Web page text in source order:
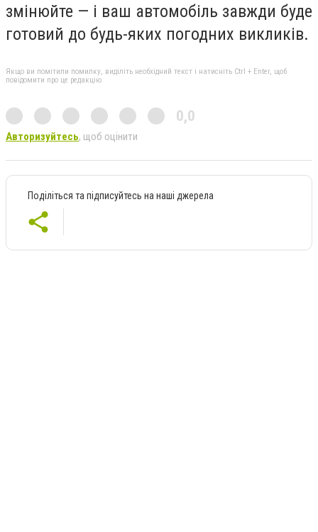
змінюйте — і ваш автомобіль завжди буде
готовий до будь-яких погодних викликів.
Якщо ви помітили помилку, виділіть необхідний текст і натисніть Ctrl + Enter, щоб
повідомити про це редакцію
0,0
Авторизуйтесь, щоб оцінити
Поділіться та підписуйтесь на наші джерела